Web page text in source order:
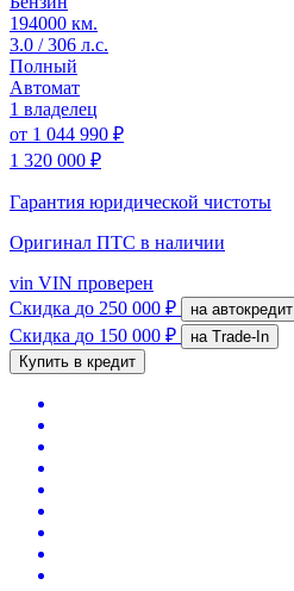
194000 км.
3.0 / 306 л.с.
Полный
Автомат
1 владелец
от 1 044 990 ₽
1 320 000 ₽
Гарантия юридической чистоты
Оригинал ПТС в наличии
vin VIN проверен
Скидка до 250 000 ₽ на автокредит
Скидка до 150 000 ₽
на Trade-In
Купить в кредит